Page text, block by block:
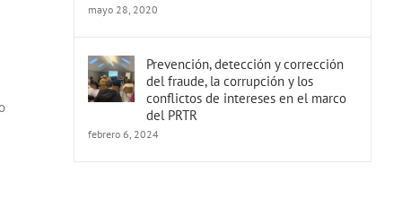
mayo 28, 2020
Prevención, detección y corrección
del fraude, la corrupción y los
conflictos de intereses en el marco
del PRTR
febrero 6, 2024